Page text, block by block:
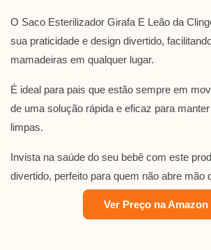
O Saco Esterilizador Girafa E Leão da
sua praticidade e design divertido,
mamadeiras em qualquer lugar.
É ideal para pais que estão sempre em
de uma solução rápida e eficaz para
limpas.
Invista na saúde do seu bebê com este
divertido, perfeito para quem não abre mão
Ver Preço na Amazon